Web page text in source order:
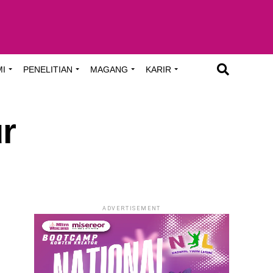
PENELITIAN MAGANG KARIR
ADVERTISEMENT